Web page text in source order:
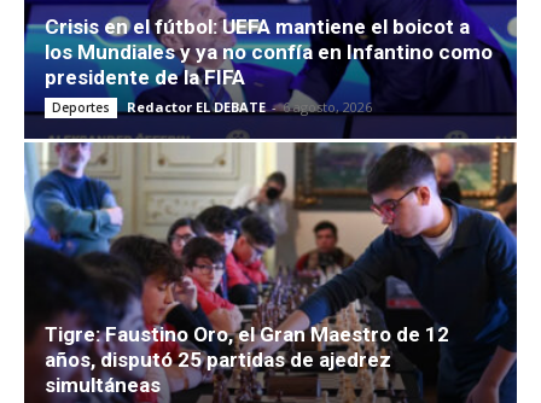
Crisis en el fútbol: UEFA mantiene el boicot a
los Mundiales y ya no confía en Infantino como
presidente de la FIFA
Deportes Redactor EL DEBATE - 6 agosto, 2026
Tigre: Faustino Oro, el Gran Maestro de 12
años, disputó 25 partidas de ajedrez
simultáneas